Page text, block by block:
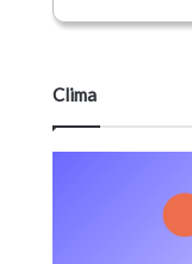
Clima